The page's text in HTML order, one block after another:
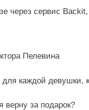
через сервис
Пелевина
для каждой девушки,
верну за подарок?